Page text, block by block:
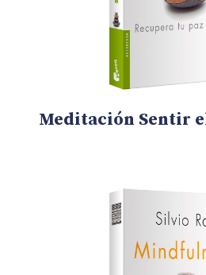
Meditación Sentir